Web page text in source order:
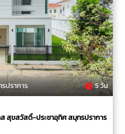
ปราการ 5 วัน
สุขสวัสดิ์-ประชาอุทิศ สมุทรปราการ